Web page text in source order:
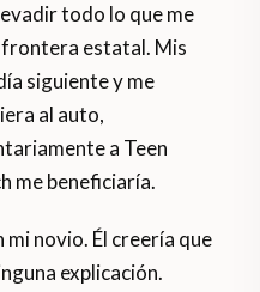
todo lo que me
frontera estatal. Mis
siguiente y me
al auto,
a Teen
me beneficiaría.
mi novio. Él creería que
explicación.